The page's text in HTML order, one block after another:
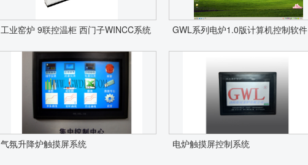
工业窑炉 9联控温柜 西门子WINCC系统 GWL系列电炉1.0版计算机控制软件
气氛升降炉触摸屏系统 电炉触摸屏控制系统